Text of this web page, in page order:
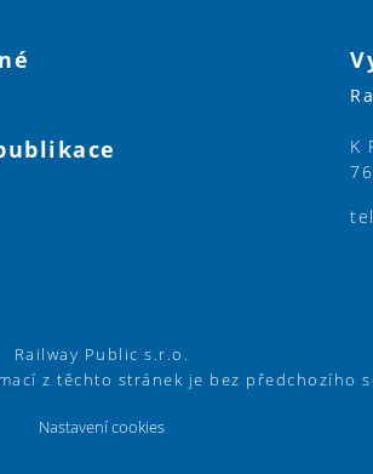
K
Railway Public s.r.o.
z těchto stránek je bez předchozího
Nastavení cookies